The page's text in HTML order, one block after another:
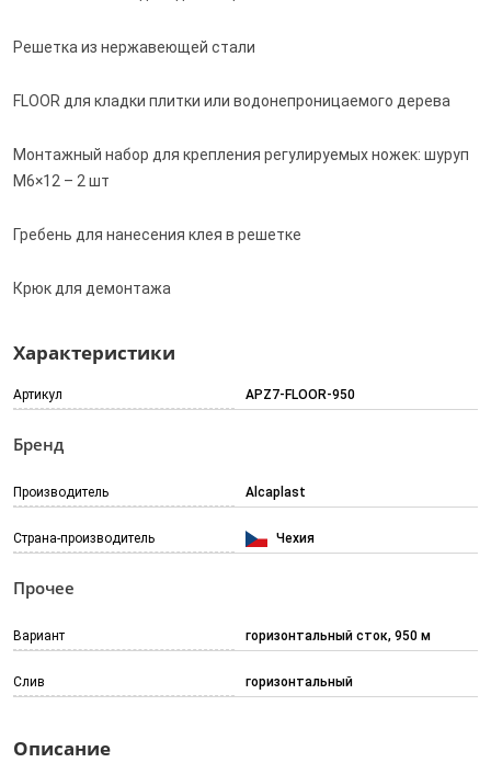
Решетка из нержавеющей стали
FLOOR для кладки плитки или водонепроницаемого дерева
Монтажный набор для крепления регулируемых ножек: шуруп
M6×12 – 2 шт
Гребень для нанесения клея в решетке
Крюк для демонтажа
Характеристики
Артикул APZ7-FLOOR-950
Бренд
Производитель Alcaplast
Страна-производитель Чехия
Прочее
Вариант горизонтальный сток, 950 м
Слив горизонтальный
Описание